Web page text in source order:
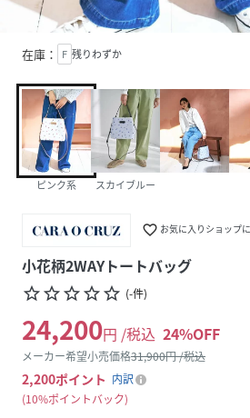
在庫： F 残りわずか
ピンク系 スカイブルー
favorite_border お気に入りショップ
小花柄2WAYトートバッグ
star_borderstar_borderstar_borderstar_borderstar_border (-件)
24,200円 /税込 24%OFF
メーカー希望小売価格31,900円 /税込
2,200ポイント 内訳
10%ポイントバック